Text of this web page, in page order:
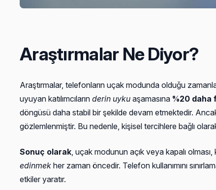
Araştırmalar Ne Diyor?
Araştırmalar, telefonların uçak modunda olduğu
uyuyan katılımcıların derin uyku aşamasına %20 daha
döngüsü daha stabil bir şekilde devam etmektedir.
gözlemlenmiştir. Bu nedenle, kişisel tercihlere bağlı
Sonuç olarak, uçak modunun açık veya kapalı
edinmek her zaman öncedir. Telefon kullanımını
etkiler yaratır.